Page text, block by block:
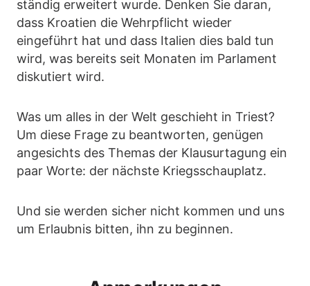
ständig erweitert wurde. Denken Sie daran,
dass Kroatien die Wehrpflicht wieder
eingeführt hat und dass Italien dies bald tun
wird, was bereits seit Monaten im Parlament
diskutiert wird.
Was um alles in der Welt geschieht in Triest?
Um diese Frage zu beantworten, genügen
angesichts des Themas der Klausurtagung ein
paar Worte: der nächste Kriegsschauplatz.
Und sie werden sicher nicht kommen und uns
um Erlaubnis bitten, ihn zu beginnen.